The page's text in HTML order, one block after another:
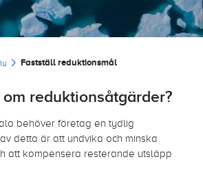
Fastställ reduktionsmål
reduktionsåtgärder?
behöver företag en tydlig
detta är att undvika och minska
att kompensera resterande utsläpp